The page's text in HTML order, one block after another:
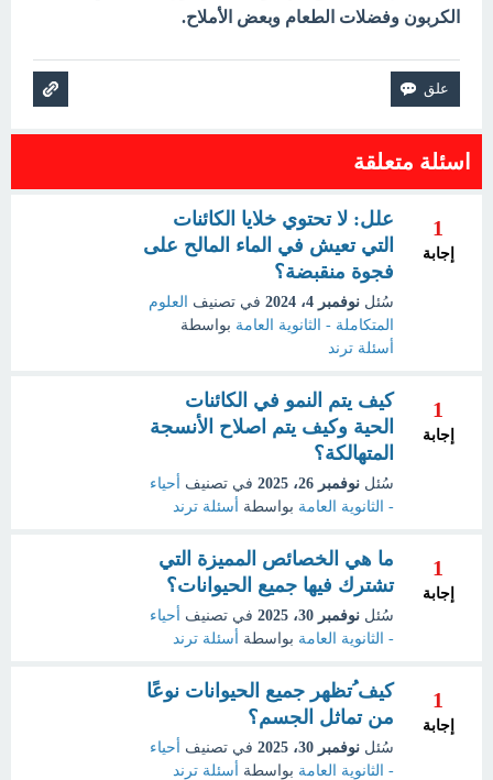
الكربون وفضلات الطعام وبعض الأملاح.
اسئلة متعلقة
1
إجابة
علل: لا تحتوي خلايا الكائنات
التي تعيش في الماء المالح على
فجوة منقبضة؟
سُئل نوفمبر 4، 2024 في تصنيف
العلوم
المتكاملة - الثانوية العامة بواسطة
أسئلة ترند
1
إجابة
كيف يتم النمو في الكائنات
الحية وكيف يتم اصلاح الأنسجة
المتهالكة؟
سُئل نوفمبر 26، 2025 في تصنيف
أحياء
- الثانوية العامة بواسطة أسئلة ترند
1
إجابة
ما هي الخصائص المميزة التي
تشترك فيها جميع الحيوانات؟
سُئل نوفمبر 30، 2025 في تصنيف
أحياء
- الثانوية العامة بواسطة أسئلة ترند
1
إجابة
كيف ُتظهر جميع الحيوانات نوعًا
من تماثل الجسم؟
سُئل نوفمبر 30، 2025 في تصنيف
أحياء
- الثانوية العامة بواسطة أسئلة ترند